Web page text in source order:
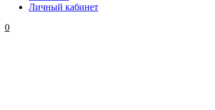
Личный кабинет
0